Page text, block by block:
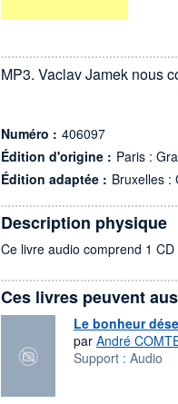
MP3. Vaclav Jamek nous
Numéro : 406097
Édition d'origine : Paris :
Édition adaptée : Bruxelles :
Description physique
Ce livre audio comprend 1
Ces livres peuvent
Le bonheur
par André
Support : Audio